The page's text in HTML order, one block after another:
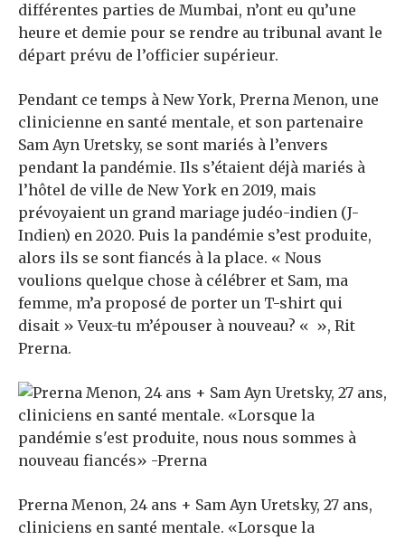
différentes parties de Mumbai, n’ont eu qu’une
heure et demie pour se rendre au tribunal avant le
départ prévu de l’officier supérieur.
Pendant ce temps à New York, Prerna Menon, une
clinicienne en santé mentale, et son partenaire
Sam Ayn Uretsky, se sont mariés à l’envers
pendant la pandémie. Ils s’étaient déjà mariés à
l’hôtel de ville de New York en 2019, mais
prévoyaient un grand mariage judéo-indien (J-
Indien) en 2020. Puis la pandémie s’est produite,
alors ils se sont fiancés à la place. « Nous
voulions quelque chose à célébrer et Sam, ma
femme, m’a proposé de porter un T-shirt qui
disait » Veux-tu m’épouser à nouveau? « », Rit
Prerna.
Prerna Menon, 24 ans + Sam Ayn Uretsky, 27 ans,
cliniciens en santé mentale. «Lorsque la